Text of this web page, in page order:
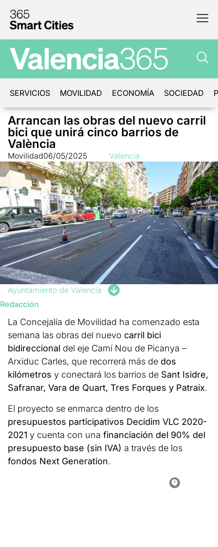
SERVICIOS MOVILIDAD ECONOMÍA SOCIEDAD
Arrancan las obras del nuevo carril
bici que unirá cinco barrios de
València
Movilidad06/05/2025 Valencia
Ayuntamiento de Valencia
Redacción
La Concejalía de Movilidad ha comenzado esta
semana las obras del nuevo carril bici
bidireccional del eje Camí Nou de Picanya –
Arxiduc Carles, que recorrerá más de dos
kilómetros y conectará los barrios de Sant Isidre,
Safranar, Vara de Quart, Tres Forques y Patraix.
El proyecto se enmarca dentro de los
presupuestos participativos Decidim VLC 2020-
2021 y cuenta con una financiación del 90% del
presupuesto base (sin IVA) a través de los
fondos Next Generation.